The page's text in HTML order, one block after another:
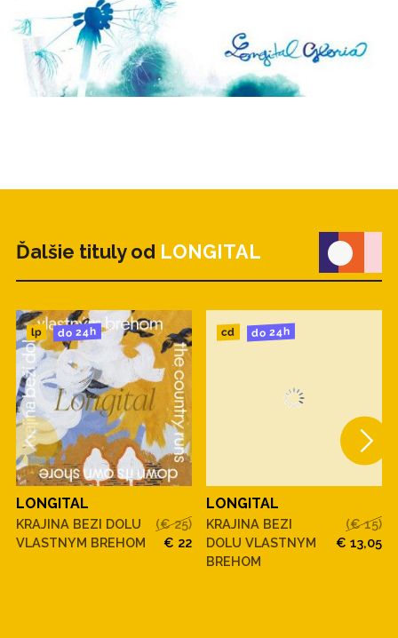
Ďalšie tituly od LONGITAL
lp do 24h
LONGITAL
KRAJINA BEZI DOLU
VLASTNYM BREHOM
(€ 25)
€ 22
cd do 24h
LONGITAL
KRAJINA BEZI
DOLU VLASTNYM
BREHOM
(€ 15)
€ 13,05